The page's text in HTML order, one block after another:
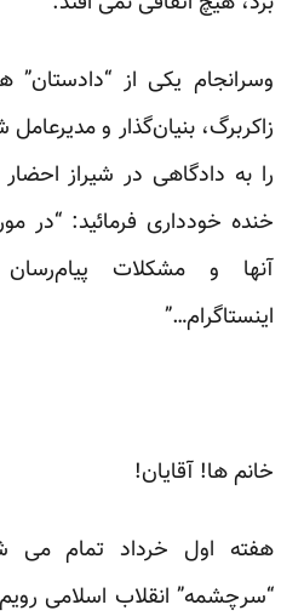
وسرانجام یکی از
زاکربرگ، بنیان‌گذار و
را به دادگاهی در شیرازاحضار
خنده خودداری فرمائید:
آنها و مشکلات
اینستاگرام…”
خانم ها! آقایان!
هفته اول خرداد تمام
“سرچشمه” انقلاب اسلامی